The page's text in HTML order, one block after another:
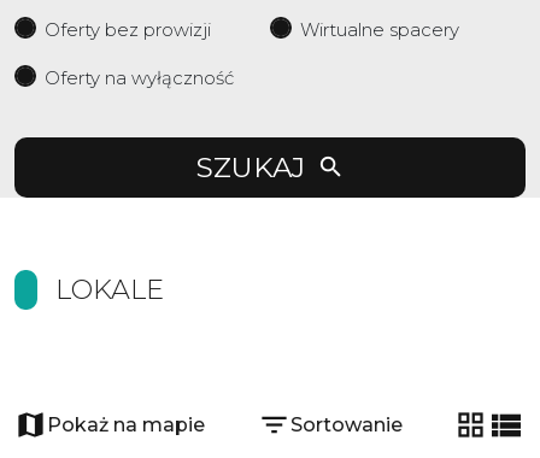
Oferty bez prowizji Wirtualne spacery
Oferty na wyłączność
SZUKAJ
LOKALE
Pokaż na mapie Sortowanie
tabela